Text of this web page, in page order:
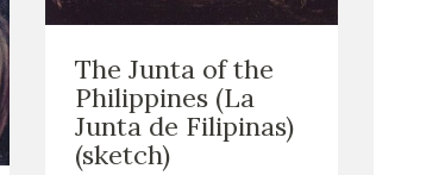
The Junta of the
Philippines (La
Junta de Filipinas)
(sketch)